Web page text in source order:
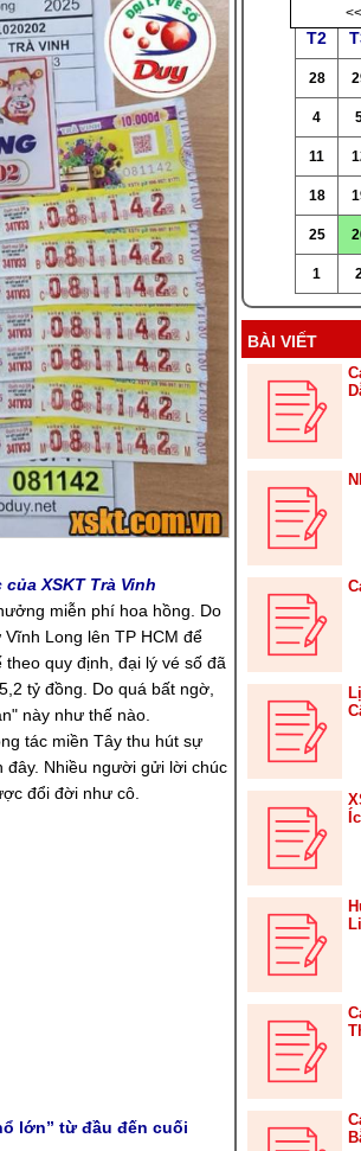
XSKT Trà Vinh
miễn phí hoa hồng. Do
Long lên TP HCM để
quy định, đại lý vé số đã
tỷ đồng. Do quá bất ngờ,
này như thế nào.
tác miền Tây thu hút sự
đây. Nhiều người gửi lời chúc
đổi đời như cô.
lớn” từ đầu đến cuối
<<
T2
28
4
11
18
25
1
BÀI VIẾT